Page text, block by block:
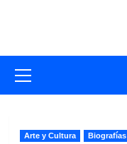
primario
Arte y Cultura Biografías